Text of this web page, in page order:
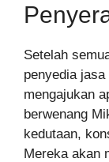
Setelah
penyedia
mengajukan
berwenang
kedutaan,
Mereka akan